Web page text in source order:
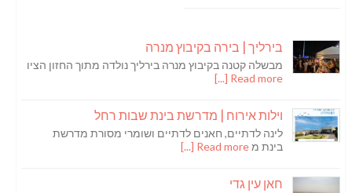
בירליך | בירה בקיבוץ מנרה
מבשלה קטנה בקיבוץ מנרה בירליך נולדה מתוך החזון הציו
Read more [...]
וילות אירוח | מדרשת בינת שבות רחל
לינה לדתיים, חאנים לדתיים ושומרי מסורת מדרשת
בינת מRead more [...]
חאן עין גדי